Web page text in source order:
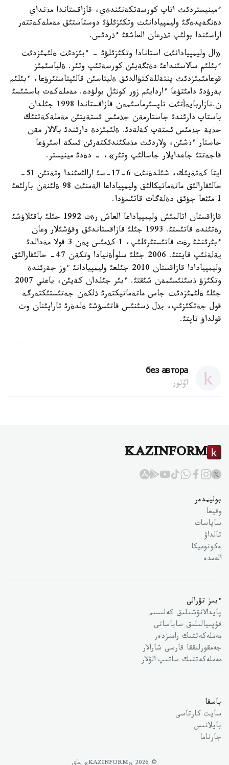
ءمينيستردئث اتاپ كورسةتكةنئندةي، قازاقستاندا مذنداي
دةثگةيدةگئ وليمپيادانئث وتكئزئلؤئ دوستاستئق مةملةكةتتةر
اراسئندا بولئپ تذرعان العاشقئ ءذردئس.
«ال وليمپيادانئث استانادا وتكئزئلؤئ - ءبئزدئث ةلئمئزدئث
ءبئلئم سالاسئنداعئ دةثگةيئن كورسةتئپ وتئر. ةلباسئمئز
قوعامئمئزدئث ينتةللةكتؤالدئق ةليتاسئن قالئپتاستئرؤعا، ءبئلئم
بةرؤدئ دامئتؤعا ءاردايئم زور كوثئل بولؤدة. مةملةكةت باسشئسئ
ن.نازاربايةأتئث تاپسئرماسئمةن قازاقستاندا 1998 جئلدان
باستاپ دارئندئ جاستارمةن جذمئس ئستةيتئن مةملةكةتتئك
جذية جذمئس ئستةپ كةلةدئ. ةلئمئزدة دارئندئ بالالار مةن
جاستار ءذشئن، ولاردئث مذمكئندئكتةرئن ئسكة اسئرؤعا
قاجةتتئ جاعدايلار جاسالئپ وتئر»، - دةدئ مينيستر.
ايتا كةتةيئك، شئلدةنئث 6-17-سئ ارالئعئندا وتةتئن 51-
حالئقارالئق ماتةماتيكالئق وليمپياداعا الةمنئث 98 ةلئنةن بارلئعئ
1 مئثعا جؤئق دةلةگات قاتئسؤدا.
قازاقستان اتالمئش وليمپياداعا العاش رةت 1992 جئلئ باقئلاؤشئ
رةتئندة قاتئستئ. 1993 جئلئ قازاقستاندئق وقؤشئلار وعان
ءبئرئنشئ رةت قاتئستئرئلئپ، 1 كذمئس پةن 3 قولا مةدالدئ
يةلةنئپ قايتتئ. 2006 جئلئ سلوأةنيادا وتكةن 47- حالئقارالئق
وليمپيادادا قازاقستان 2010 جئلعئ وليمپيادانئ ءوز جةرئندة
وتكئزؤ ذسئنئسئمةن شئقتئ. ءبئر جئلدان كةيئن، ياعني 2007
جئلئ ةلئمئزدئث جاس ماتةماتيكتةرئ ذلكةن جةتئستئكتةرگة
قول جةتكئزئپ، بذل ذسئنئس قاتئسؤشئ ةلدةرئ تاراپئنان وث
قولداؤ تاپتئ.
без автора
اۆتور
KAZINFORM
بوليمدەر
وقيعا
ساياسات
تالداۋ
ەكونوميكا
الەمدە
ءبىز تۋرالى
پايدالانۋشىلىق كەلىسىم
قۇپىيالىلىق ساياساتى
مەملەكەتتىك رامىزدەر
جەمقورلىققا قارسى شارالار
مەملەكەتتىك ساتىپ الۋلار
باسقا
سايت كارتاسى
بايلانىس
جارناما